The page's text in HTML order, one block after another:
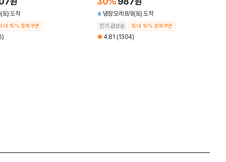
) 도착
대 15% 중복쿠폰
냉장모레 8/8(토) 도착
인기 급상승 최대 15% 중복쿠폰
4.81 (1304)